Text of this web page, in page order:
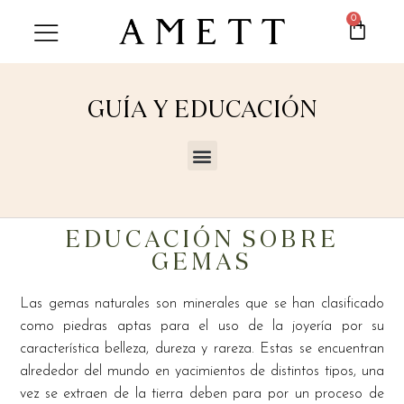
0
GUÍA Y EDUCACIÓN
EDUCACIÓN SOBRE
GEMAS
Las gemas naturales son minerales que se han clasificado
como piedras aptas para el uso de la joyería por su
característica belleza, dureza y rareza. Estas se encuentran
alrededor del mundo en yacimientos de distintos tipos, una
vez se extraen de la tierra deben para por un proceso de